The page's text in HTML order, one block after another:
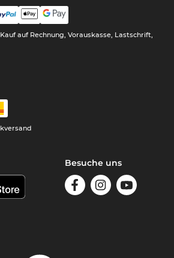
auf Rechnung, Vorauskasse, Lastschrift,
Besuche uns